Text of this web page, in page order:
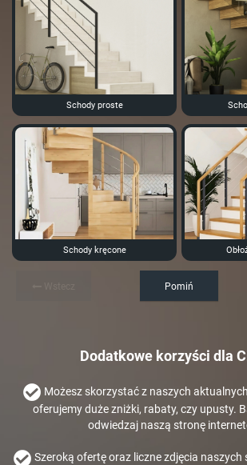
Schody proste
Schody kręcone
Pomiń
Dodatkowe korzyści dla
Możesz skorzystać z naszych aktualnych
oferujemy duże zniżki, rabaty, czy upusty.
odwiedzaj naszą stronę
Szeroką ofertę oraz liczne zdjęcia